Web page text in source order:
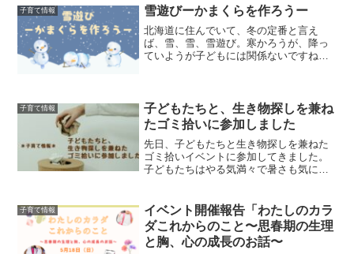
事納めとなりました。本記事は下記の方
にオススメです・...
子育て情報 雪遊びーかまくらを作ろうー
北海道に住んでいて、冬の定番と言え
ば、雪、雪、雪遊び。寒かろうが、降っ
ていようが子どもには関係ないですね。
遊べばいいのか迷っている...
子育て情報
子どもたちと、生き物探しを兼ね
たゴミ拾いに参加しました
先日、子どもたちと生き物探しを兼ねた
ゴミ拾いイベントに参加してきました。
子どもたちはやる気満々で暑さも気にせ
や生き物に興味のある方・子どもとイベ
ントに参加したい方イベン...
子育て情報
イベント開催報告「わたしのカラ
ダこれからのこと〜思春期の生理
と胸、心の成長のお話〜